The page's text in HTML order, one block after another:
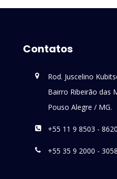
Contatos
Rod. Juscelino
Bairro Ribeirão das
Pouso Alegre / MG.
+55 11 9 8503 - 8620
+55 35 9 2000 - 3058